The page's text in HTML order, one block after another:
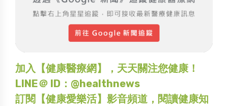
加入【健康醫療網】，天天關注您健康！
LINE＠ ID：@healthnews
訂閱【健康愛樂活】影音頻道，閱讀健康知